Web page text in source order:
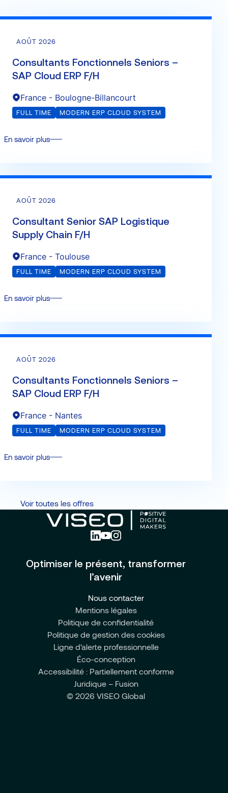
AOÛT 2026
Consultants Fonctionnels Seniors –
SAP Cloud ERP F/H
France - Boulogne-Billancourt
FULL TIME MODERN ERP CLOUD SYSTEM
En savoir plus
AOÛT 2026
Consultant Senior SAP Logistique
Supply Chain F/H
France - Toulouse
FULL TIME MODERN ERP CLOUD SYSTEM
En savoir plus
AOÛT 2026
Consultants Fonctionnels Seniors –
SAP Cloud ERP F/H
France - Nantes
FULL TIME MODERN ERP CLOUD SYSTEM
En savoir plus
Voir toutes les offres
Optimiser le présent, transformer
l’avenir
Nous contacter
Mentions légales
Politique de confidentialité
Politique de gestion des cookies
Ligne d'alerte professionnelle
Éco-conception
Accessibilité : Partiellement conforme
Juridique – Fusion
© 2026 VISEO Global